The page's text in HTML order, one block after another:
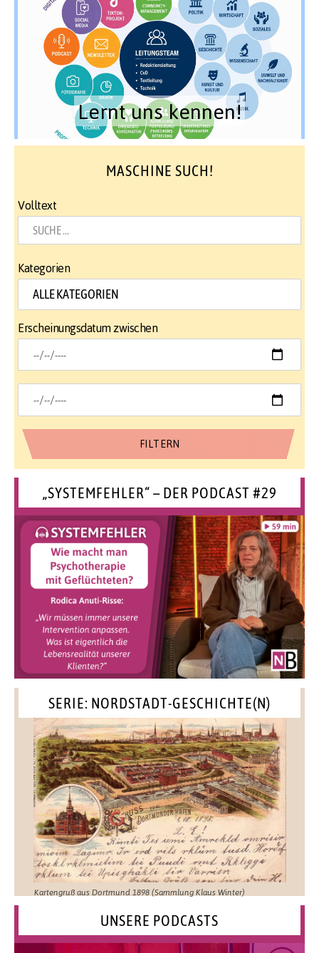
Lernt uns kennen!
MASCHINE SUCH!
Volltext
Kategorien
Erscheinungsdatum zwischen
„SYSTEMFEHLER“ – DER PODCAST #29
SERIE: NORDSTADT-GESCHICHTE(N)
Kartengruß aus Dortmund 1898 (Sammlung Klaus Winter)
UNSERE PODCASTS